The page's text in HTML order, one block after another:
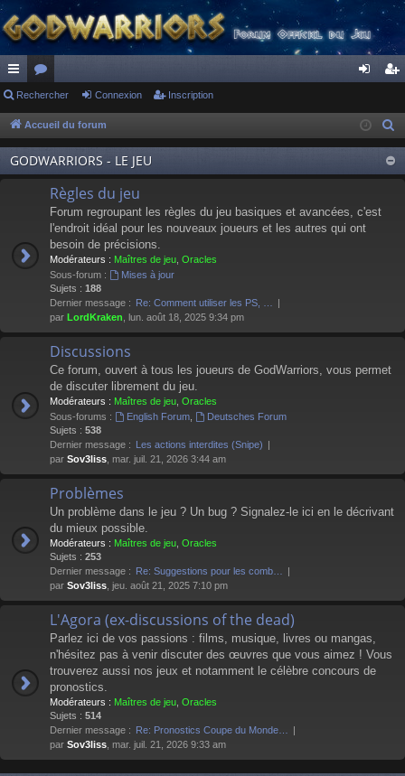
ac
co
ur
ci
or
u
m
s
ne
xi
on
cri
pti
on
Rechercher Connexion Inscription
Accueil du forum
GODWARRIORS - LE JEU
Règles du jeu
Forum regroupant les règles du jeu basiques et avancées, c'est
l'endroit idéal pour les nouveaux joueurs et les autres qui ont
besoin de précisions.
Modérateurs : Maîtres de jeu Oracles
Sous-forum :
Mises à jour
Sujets : 188
Dernier message : Re: Comment utiliser les PS, …
par LordKraken , lun. août 18, 2025 9:34 pm
Discussions
Ce forum, ouvert à tous les joueurs de GodWarriors, vous permet
de discuter librement du jeu.
Modérateurs : Maîtres de jeu Oracles
Sous-forums :
English Forum,
Deutsches Forum
Sujets : 538
Dernier message : Les actions interdites (Snipe)
par Sov3liss , mar. juil. 21, 2026 3:44 am
Problèmes
Un problème dans le jeu ? Un bug ? Signalez-le ici en le décrivant
du mieux possible.
Modérateurs : Maîtres de jeu Oracles
Sujets : 253
Dernier message : Re: Suggestions pour les comb…
par Sov3liss , jeu. août 21, 2025 7:10 pm
L'Agora (ex-discussions of the dead)
Parlez ici de vos passions : films, musique, livres ou mangas,
n'hésitez pas à venir discuter des œuvres que vous aimez ! Vous
trouverez aussi nos jeux et notamment le célèbre concours de
pronostics.
Modérateurs : Maîtres de jeu Oracles
Sujets : 514
Dernier message : Re: Pronostics Coupe du Monde…
par Sov3liss , mar. juil. 21, 2026 9:33 am